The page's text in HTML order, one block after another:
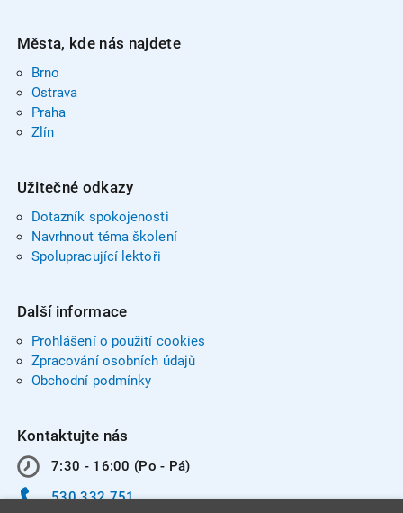
Města, kde nás najdete
Brno
Ostrava
Praha
Zlín
Užitečné odkazy
Dotazník spokojenosti
Navrhnout téma školení
Spolupracující lektoři
Další informace
Prohlášení o použití cookies
Zpracování osobních údajů
Obchodní podmínky
Kontaktujte nás
7:30 - 16:00 (Po - Pá)
530 332 751